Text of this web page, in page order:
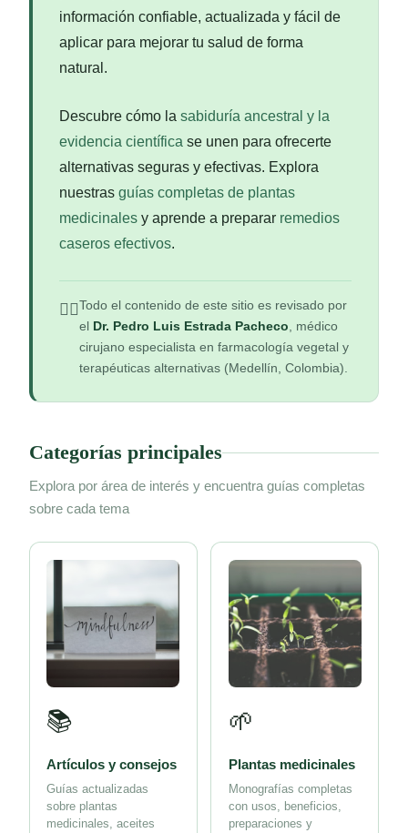
información confiable, actualizada y fácil de
aplicar para mejorar tu salud de forma
natural.
Descubre cómo lasabiduría ancestral y la
evidencia científica se unen para ofrecerte
alternativas seguras y efectivas. Explora
nuestrasguías completas de plantas
medicinales y aprende a preparar remedios
caseros efectivos.
👨‍⚕️Todo el contenido de este sitio es revisado por
el Dr. Pedro Luis Estrada Pacheco , médico
cirujano especialista en farmacología vegetal y
terapéuticas alternativas (Medellín, Colombia).
Categorías principales
Explora por área de interés y encuentra guías completas
sobre cada tema
📚
Artículos y consejos
Guías actualizadas
sobre plantas
medicinales, aceites
🌱
Plantas medicinales
Monografías completas
con usos, beneficios,
preparaciones y